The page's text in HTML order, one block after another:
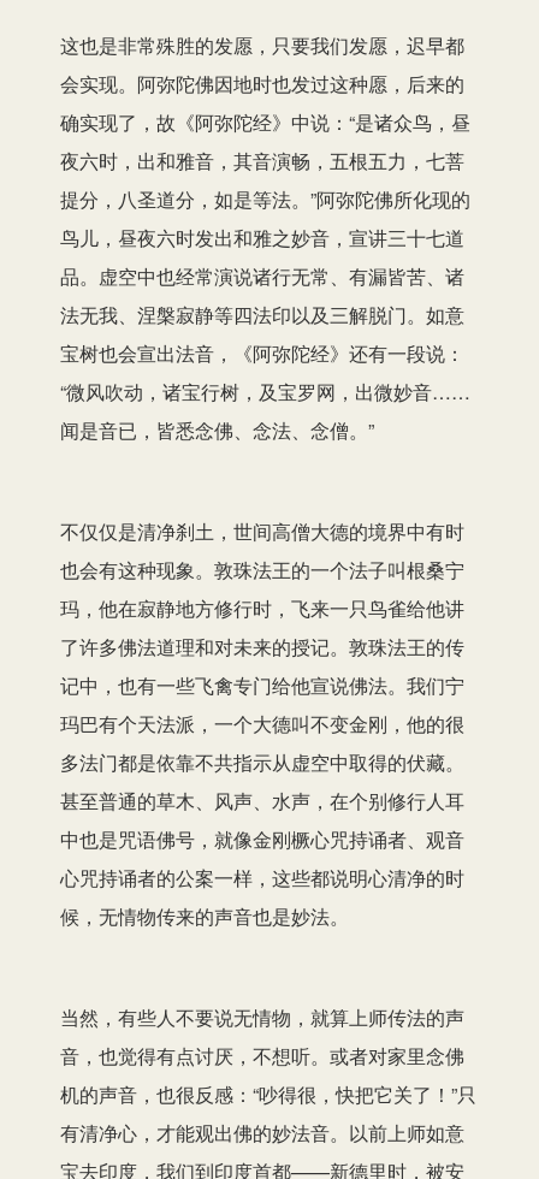
这也是非常殊胜的发愿，只要我们发愿，迟早都
会实现。阿弥陀佛因地时也发过这种愿，后来的
确实现了，故《阿弥陀经》中说：“是诸众鸟，昼
夜六时，出和雅音，其音演畅，五根五力，七菩
提分，八圣道分，如是等法。”阿弥陀佛所化现的
鸟儿，昼夜六时发出和雅之妙音，宣讲三十七道
品。虚空中也经常演说诸行无常、有漏皆苦、诸
法无我、涅槃寂静等四法印以及三解脱门。如意
宝树也会宣出法音，《阿弥陀经》还有一段说：
“微风吹动，诸宝行树，及宝罗网，出微妙音……
闻是音已，皆悉念佛、念法、念僧。”
不仅仅是清净刹土，世间高僧大德的境界中有时
也会有这种现象。敦珠法王的一个法子叫根桑宁
玛，他在寂静地方修行时，飞来一只鸟雀给他讲
了许多佛法道理和对未来的授记。敦珠法王的传
记中，也有一些飞禽专门给他宣说佛法。我们宁
玛巴有个天法派，一个大德叫不变金刚，他的很
多法门都是依靠不共指示从虚空中取得的伏藏。
甚至普通的草木、风声、水声，在个别修行人耳
中也是咒语佛号，就像金刚橛心咒持诵者、观音
心咒持诵者的公案一样，这些都说明心清净的时
候，无情物传来的声音也是妙法。
当然，有些人不要说无情物，就算上师传法的声
音，也觉得有点讨厌，不想听。或者对家里念佛
机的声音，也很反感：“吵得很，快把它关了！”只
有清净心，才能观出佛的妙法音。以前上师如意
宝去印度，我们到印度首都——新德里时，被安